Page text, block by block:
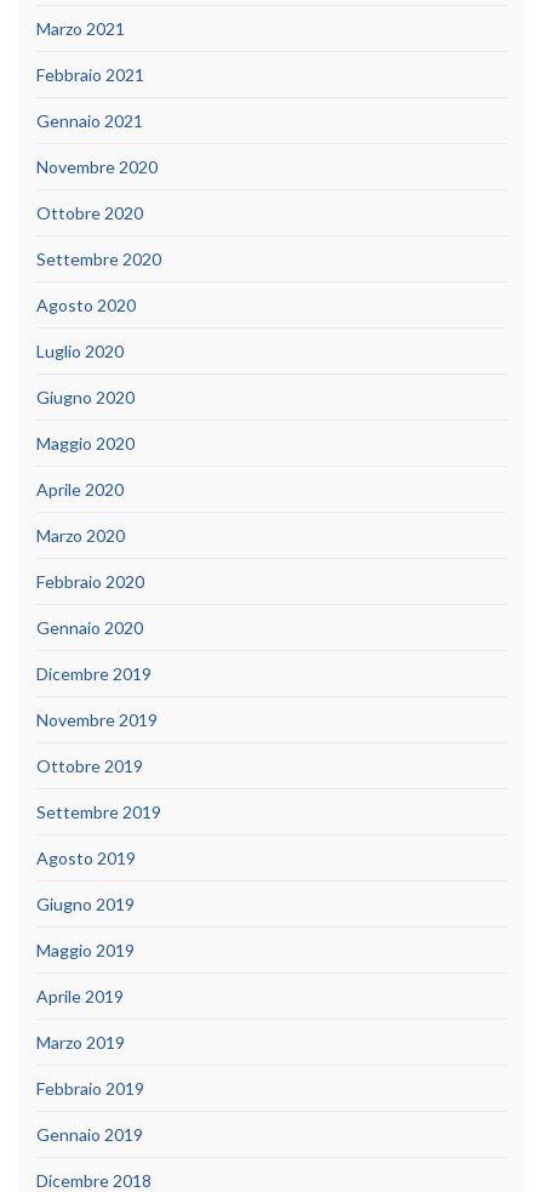
Marzo 2021
Febbraio 2021
Gennaio 2021
Novembre 2020
Ottobre 2020
Settembre 2020
Agosto 2020
Luglio 2020
Giugno 2020
Maggio 2020
Aprile 2020
Marzo 2020
Febbraio 2020
Gennaio 2020
Dicembre 2019
Novembre 2019
Ottobre 2019
Settembre 2019
Agosto 2019
Giugno 2019
Maggio 2019
Aprile 2019
Marzo 2019
Febbraio 2019
Gennaio 2019
Dicembre 2018